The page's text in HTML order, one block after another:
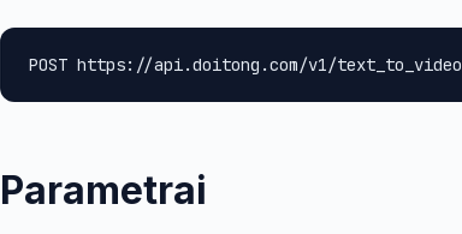
POST https://api.doitong.com/v1/text_to_video
Parametrai